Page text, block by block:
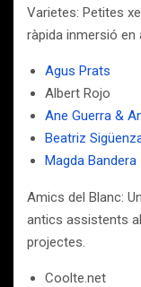
Varietes: Petites
ràpida inmersió en
Agus Prats
Albert Rojo
Ane Guerra &
Beatriz
Magda Bandera
Amics del Blanc:
antics assistents
projectes.
Coolte.net